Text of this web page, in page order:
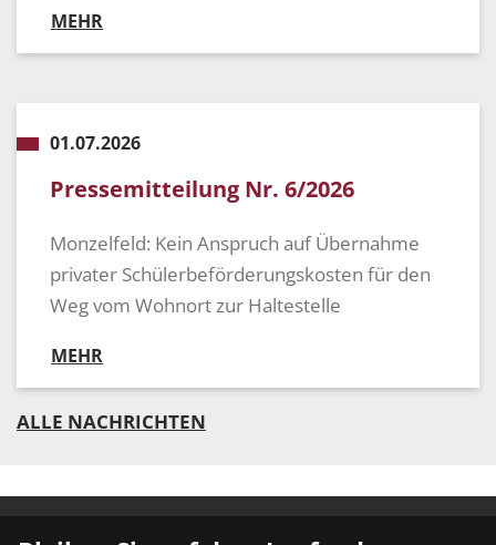
ALLE NACHRICHTEN
MEHR
01.07.2026
Pressemitteilung Nr. 6/2026
Monzelfeld: Kein Anspruch auf Übernahme
privater Schülerbeförderungskosten für den
Weg vom Wohnort zur Haltestelle
MEHR